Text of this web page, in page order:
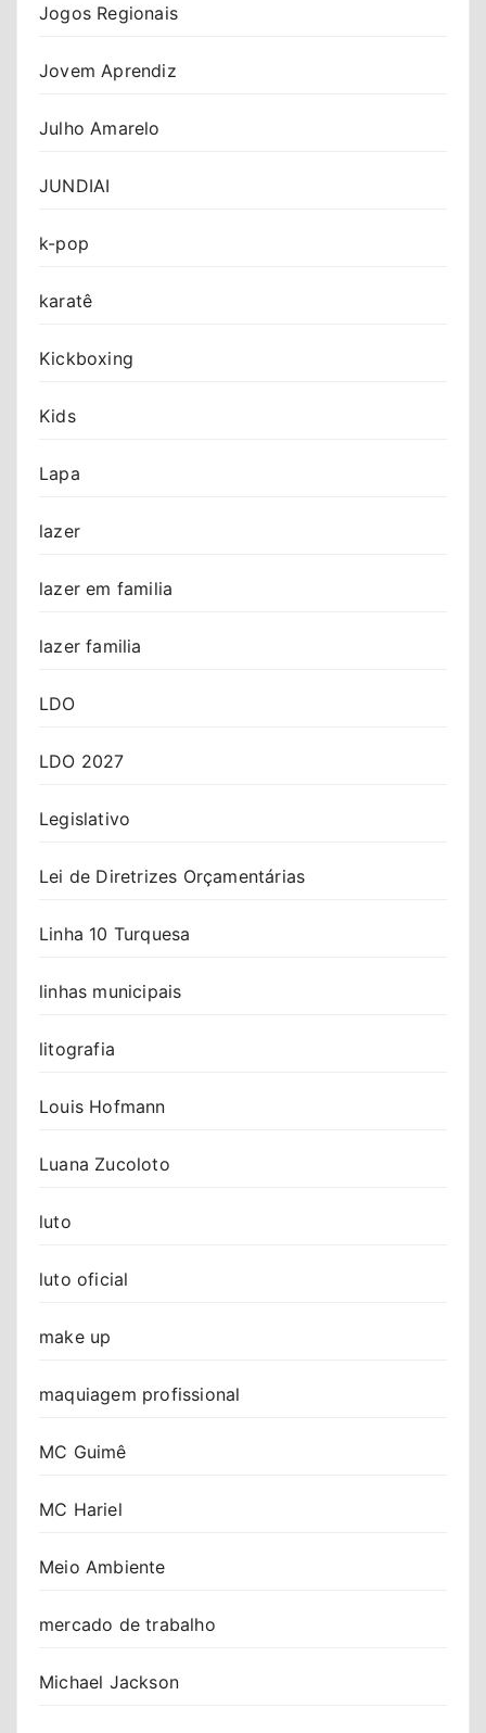
Jogos Regionais
Jovem Aprendiz
Julho Amarelo
JUNDIAI
k-pop
karatê
Kickboxing
Kids
Lapa
lazer
lazer em familia
lazer familia
LDO
LDO 2027
Legislativo
Lei de Diretrizes Orçamentárias
Linha 10 Turquesa
linhas municipais
litografia
Louis Hofmann
Luana Zucoloto
luto
luto oficial
make up
maquiagem profissional
MC Guimê
MC Hariel
Meio Ambiente
mercado de trabalho
Michael Jackson